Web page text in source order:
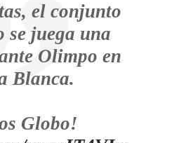
el conjunto
se juega una
Olimpo en
Blanca.
Globo!